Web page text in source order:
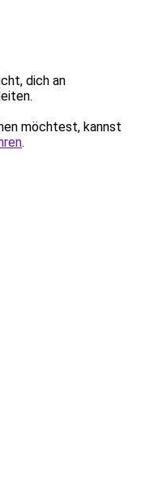
dich an
möchtest, kannst
.